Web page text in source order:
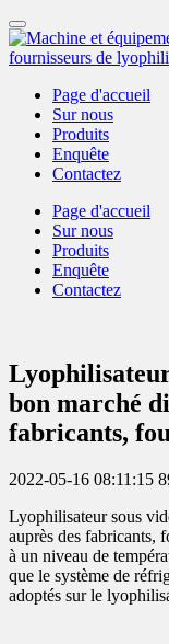
Page d'accueil
Sur nous
Produits
Enquête
Contactez
Page d'accueil
Sur nous
Produits
Enquête
Contactez
bon marché
fabricants,
2022-05-16 08:11:15
Lyophilisateur sous
auprès des fabricants,
à un niveau de
que le système de
adoptés sur le